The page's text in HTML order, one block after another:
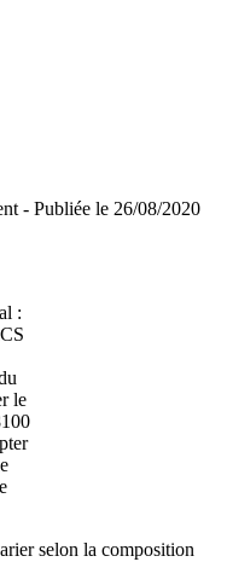
- Publiée le 26/08/2020
:
le
selon la composition